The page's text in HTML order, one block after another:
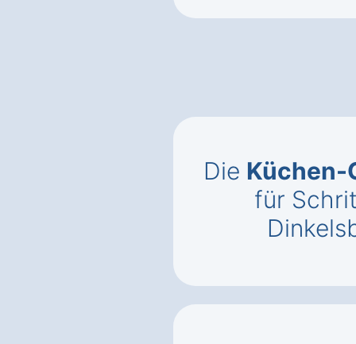
Die Küchen-
für